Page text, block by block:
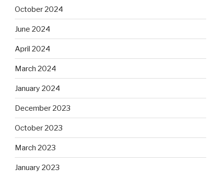
October 2024
June 2024
April 2024
March 2024
January 2024
December 2023
October 2023
March 2023
January 2023